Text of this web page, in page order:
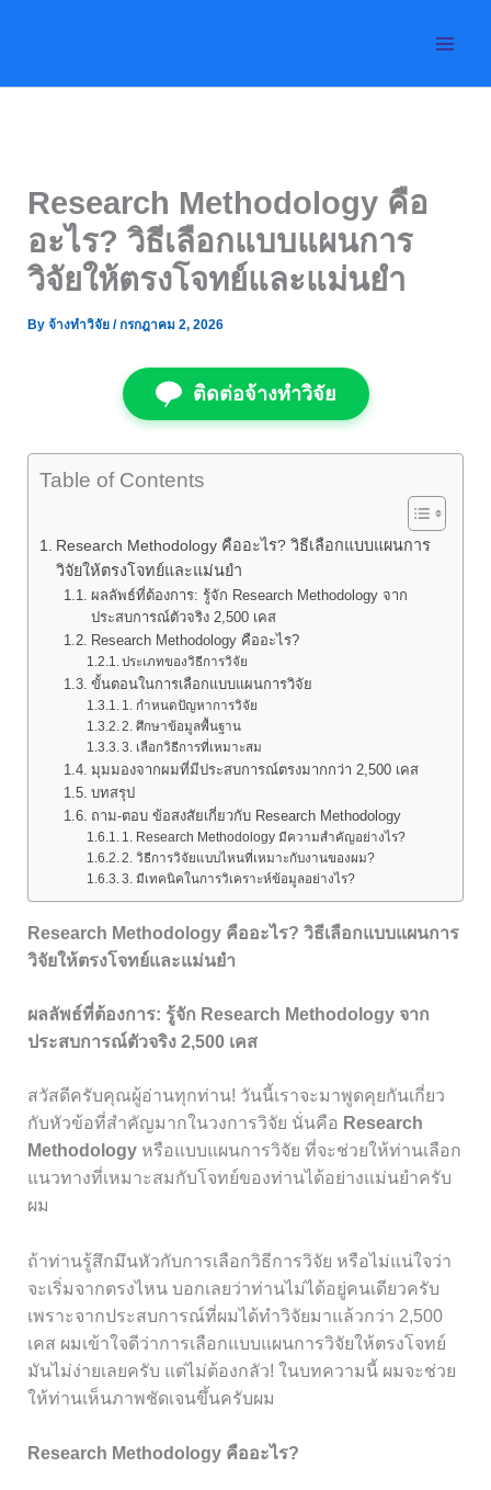
Research Methodology คือ
อะไร? วิธีเลือกแบบแผนการ
วิจัยให้ตรงโจทย์และแม่นยำ
By จ้างทำวิจัย /กรกฎาคม 2, 2026
ติดต่อจ้างทำวิจัย
Table of Contents
Research Methodology คืออะไร? วิธีเลือกแบบแผนการ
วิจัยให้ตรงโจทย์และแม่นยำ
ผลลัพธ์ที่ต้องการ: รู้จัก Research Methodology จาก
ประสบการณ์ตัวจริง 2,500 เคส
Research Methodology คืออะไร?
ประเภทของวิธีการวิจัย
ขั้นตอนในการเลือกแบบแผนการวิจัย
1. กำหนดปัญหาการวิจัย
2. ศึกษาข้อมูลพื้นฐาน
3. เลือกวิธีการที่เหมาะสม
มุมมองจากผมที่มีประสบการณ์ตรงมากกว่า 2,500 เคส
บทสรุป
ถาม-ตอบ ข้อสงสัยเกี่ยวกับ Research Methodology
1. Research Methodology มีความสำคัญอย่างไร?
2. วิธีการวิจัยแบบไหนที่เหมาะกับงานของผม?
3. มีเทคนิคในการวิเคราะห์ข้อมูลอย่างไร?
Research Methodology คืออะไร? วิธีเลือกแบบแผนการ
วิจัยให้ตรงโจทย์และแม่นยำ
ผลลัพธ์ที่ต้องการ: รู้จัก Research Methodology จาก
ประสบการณ์ตัวจริง 2,500 เคส
สวัสดีครับคุณผู้อ่านทุกท่าน! วันนี้เราจะมาพูดคุยกันเกี่ยว
กับหัวข้อที่สำคัญมากในวงการวิจัย นั่นคือ Research
Methodologyหรือแบบแผนการวิจัย ที่จะช่วยให้ท่านเลือก
แนวทางที่เหมาะสมกับโจทย์ของท่านได้อย่างแม่นยำครับ
ผม
ถ้าท่านรู้สึกมึนหัวกับการเลือกวิธีการวิจัย หรือไม่แน่ใจว่า
จะเริ่มจากตรงไหน บอกเลยว่าท่านไม่ได้อยู่คนเดียวครับ
เพราะจากประสบการณ์ที่ผมได้ทำวิจัยมาแล้วกว่า 2,500
เคส ผมเข้าใจดีว่าการเลือกแบบแผนการวิจัยให้ตรงโจทย์
มันไม่ง่ายเลยครับ แต่ไม่ต้องกลัว! ในบทความนี้ ผมจะช่วย
ให้ท่านเห็นภาพชัดเจนขึ้นครับผม
Research Methodology คืออะไร?